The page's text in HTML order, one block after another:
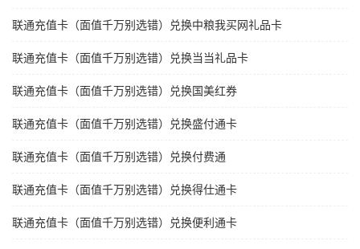
联通充值卡（面值千万别选错）兑换中粮我买网礼品卡
联通充值卡（面值千万别选错）兑换当当礼品卡
联通充值卡（面值千万别选错）兑换国美红券
联通充值卡（面值千万别选错）兑换盛付通卡
联通充值卡（面值千万别选错）兑换付费通
联通充值卡（面值千万别选错）兑换得仕通卡
联通充值卡（面值千万别选错）兑换便利通卡